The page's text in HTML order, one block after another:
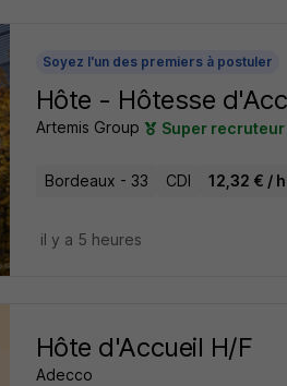
Soyez l'un des premiers à postuler
Hôte - Hôtesse
Artemis Group Super recruteur
Bordeaux - 33 CDI 12,32 € /
il y a 5 heures
Hôte d'Accueil H/F
Adecco